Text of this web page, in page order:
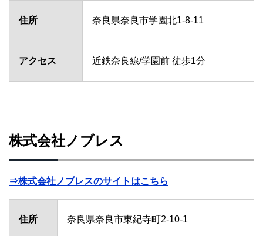
住所 奈良県奈良市学園北1-8-11
アクセス 近鉄奈良線/学園前 徒歩1分
株式会社ノブレス
⇒株式会社ノブレスのサイトはこちら
住所 奈良県奈良市東紀寺町2-10-1